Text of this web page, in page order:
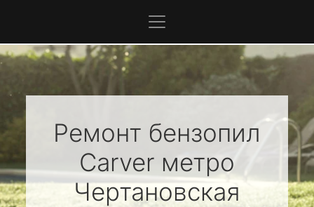
Ремонт бензопил
Carverметро
Чертановская